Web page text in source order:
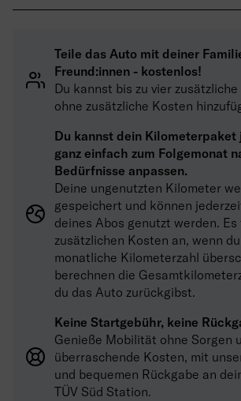
Teile das Auto mit deiner
Freund:innen - kostenlos!
Du kannst bis zu vier
ohne zusätzliche Kosten
Du kannst dein Kilometerpaket
ganz einfach zum Folgemonat
Bedürfnisse anpassen.
Deine ungenutzten Kilometer
gespeichert und können
deines Abos genutzt werden.
zusätzlichen Kosten an, wenn
monatliche Kilometerzahl
berechnen die
du das Auto zurückgibst.
Keine Startgebühr, keine
Genieße Mobilität ohne Sorgen
überraschende Kosten, mit
und bequemen Rückgabe an
TÜV Süd Station.